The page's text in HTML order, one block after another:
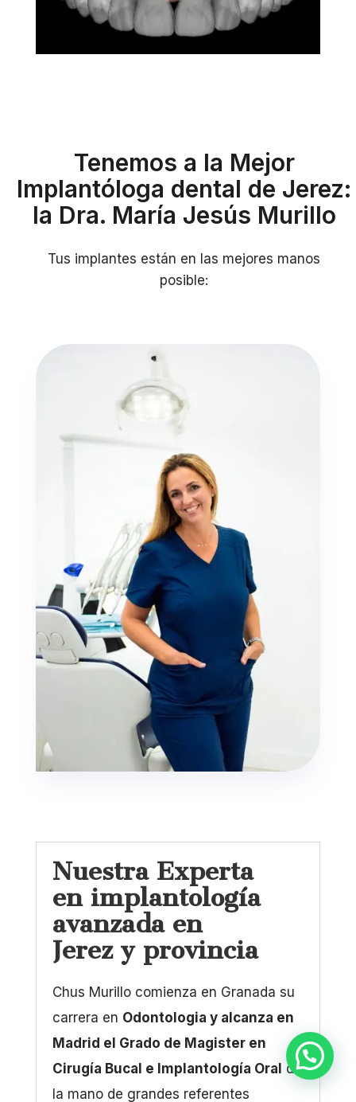
Tenemos a la Mejor
Implantóloga dental de Jerez:
la Dra. María Jesús Murillo
Tus implantes están en las mejores manos
posible:
Nuestra Experta
en implantología
avanzada en
Jerez y provincia
Chus Murillo comienza en Granada su
carrera en Odontologia y alcanza en
Madrid el Grado de Magister en
Cirugía Bucal e Implantología Oral de
la mano de grandes referentes